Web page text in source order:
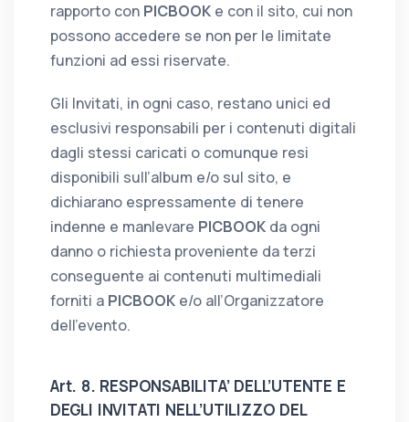
rapporto con PICBOOK e con il sito, cui non
possono accedere se non per le limitate
funzioni ad essi riservate.
Gli Invitati, in ogni caso, restano unici ed
esclusivi responsabili per i contenuti digitali
dagli stessi caricati o comunque resi
disponibili sull’album e/o sul sito, e
dichiarano espressamente di tenere
indenne e manlevare PICBOOK da ogni
danno o richiesta proveniente da terzi
conseguente ai contenuti multimediali
forniti a PICBOOK e/o all’Organizzatore
dell’evento.
Art. 8. RESPONSABILITA’ DELL’UTENTE E
DEGLI INVITATI NELL’UTILIZZO DEL